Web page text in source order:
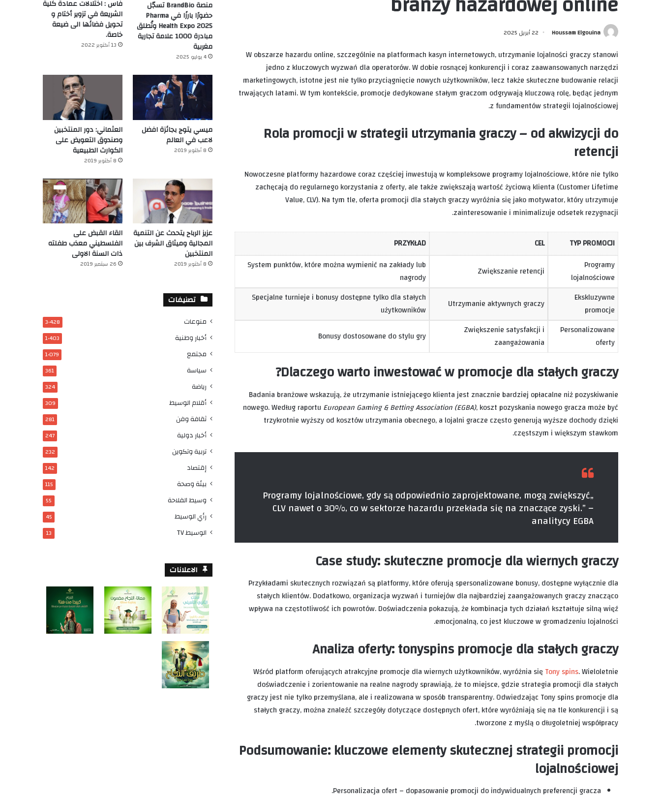
Houssam Elgouina 22 أبريل 2025
W obszarze hazardu online, szczególnie na platformach kasyn internetowych, utrzymanie lojalności graczy stanowi
jedno z kluczowych wyzwań dla operatorów. W dobie rosnącej konkurencji i coraz zaawansowanych narzędzi
marketingowych, istotne jest nie tylko przyciągnięcie nowych użytkowników, lecz także skuteczne budowanie relacji
trwających latami. W tym kontekście, promocje dedykowane stałym graczom odgrywają kluczową rolę, będąc jednym
z fundamentów strategii lojalnościowej.
Rola promocji w strategii utrzymania graczy – od akwizycji do
retencji
Nowoczesne platformy hazardowe coraz częściej inwestują w kompleksowe programy lojalnościowe, które nie tylko
zachęcają do regularnego korzystania z oferty, ale także zwiększają wartość życiową klienta (Customer Lifetime
Value, CLV). Na tym tle, oferta promocji dla stałych graczy wyróżnia się jako motywator, który utrzymuje
zainteresowanie i minimalizuje odsetek rezygnacji.
TYP PROMOCJI
CEL
PRZYKŁAD
Programy
lojalnościowe
Zwiększanie retencji
System punktów, które można wymienić na zakłady lub
nagrody
Ekskluzywne
promocje
Utrzymanie aktywnych graczy
Specjalne turnieje i bonusy dostępne tylko dla stałych
użytkowników
Personalizowane
oferty
Zwiększenie satysfakcji i
zaangażowania
Bonusy dostosowane do stylu gry
Dlaczego warto inwestować w promocje dla stałych graczy?
Badania branżowe wskazują, że utrzymanie istniejącego klienta jest znacznie bardziej opłacalne niż pozyskiwanie
nowego. Według raportu European Gaming & Betting Association (EGBA), koszt pozyskania nowego gracza może być
trzykrotnie wyższy od kosztów utrzymania obecnego, a lojalni gracze często generują wyższe dochody dzięki
częstszym i większym stawkom.
„Programy lojalnościowe, gdy są odpowiednio zaprojektowane, mogą zwiększyć
CLV nawet o 30%, co w sektorze hazardu przekłada się na znaczące zyski.” –
analitycy EGBA
Case study: skuteczne promocje dla wiernych graczy
Przykładami skutecznych rozwiązań są platformy, które oferują spersonalizowane bonusy, dostępne wyłącznie dla
stałych klientów. Dodatkowo, organizacja wyzwań i turniejów dla najbardziej zaangażowanych graczy znacząco
wpływa na częstotliwość ich powrotów. Doświadczenia pokazują, że kombinacja tych działań kształtuje silną więź
emocjonalną, co jest kluczowe w gromadzeniu lojalności.
Analiza oferty: tonyspins promocje dla stałych graczy
Wśród platform oferujących atrakcyjne promocje dla wiernych użytkowników, wyróżnia się Tony spins. Wieloletnie
doświadczenie i zorientowanie na realne nagrody sprawiają, że to miejsce, gdzie strategia promocji dla stałych
graczy jest nie tylko przemyślana, ale i realizowana w sposób transparentny. Odwiedzając Tony spins promocje dla
stałych graczy, można znaleźć szczegóły dotyczące dostępnych ofert, które wyróżniają się na tle konkurencji i są
tworzone z myślą o długoletniej współpracy.
Podsumowanie: kluczowe elementy skutecznej strategii promocji
lojalnościowej
Personalizacja ofert – dopasowanie promocji do indywidualnych preferencji gracza.
منصة BrandBio تسجّل
حضورًا بارزًا في Pharma
Health Expo 2025 وتُطلق
مبادرة 1000 علامة تجارية
مغربية
4 يوليو 2025
فاس : اختلالات عمادة كلية
الشريعة في تزوير أختام و
تحويل فضائها الى ضيعة
خاصة.
13 أكتوبر 2022
ميسي يتوج بجائزة افضل
لاعب في العالم‎
8 أكتوبر 2019
العثماني: دور المنتخبين
وصندوق التعويض على
الكوارث الطبيعية
8 أكتوبر 2019
عزيز الرباح يتحدث عن التنمية
المجالية وميثاق الشرف بين
المنتخبين
8 أكتوبر 2019
القاء القبض على
الفلسطيني معذب طفلته
ذات السنة الاولى
26 سبتمبر 2019
تصنيفات
منوعات 3٬428
أخبار وطنية 1٬403
مجتمع 1٬079
سياسة 361
رياضة 324
أقلام الوسيط 309
ثقافة وفن 281
أخبار دولية 247
تربية وتكوين 232
إقتصاد 142
بيئة وصحة 115
وسيط الفلاحة 55
رأي الوسيط 45
الوسيط TV 13
الاعلانات